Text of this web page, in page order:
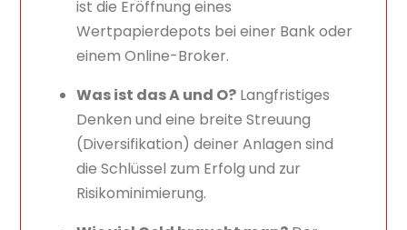
ist die Eröffnung eines
Wertpapierdepots bei einer Bank oder
einem Online-Broker.
Was ist das A und O? Langfristiges
Denken und eine breite Streuung
(Diversifikation) deiner Anlagen sind
die Schlüssel zum Erfolg und zur
Risikominimierung.